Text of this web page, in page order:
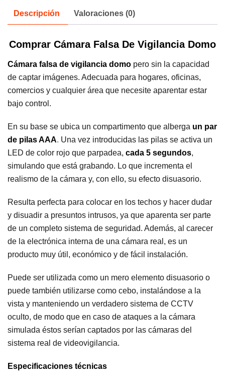
Descripción Valoraciones (0)
Comprar Cámara Falsa De Vigilancia Domo
Cámara falsa de vigilancia domo pero sin la capacidad
de captar imágenes. Adecuada para hogares, oficinas,
comercios y cualquier área que necesite aparentar estar
bajo control.
En su base se ubica un compartimento que alberga un par
de pilas AAA. Una vez introducidas las pilas se activa un
LED de color rojo que parpadea, cada 5 segundos,
simulando que está grabando. Lo que incrementa el
realismo de la cámara y, con ello, su efecto disuasorio.
Resulta perfecta para colocar en los techos y hacer dudar
y disuadir a presuntos intrusos, ya que aparenta ser parte
de un completo sistema de seguridad. Además, al carecer
de la electrónica interna de una cámara real, es un
producto muy útil, económico y de fácil instalación.
Puede ser utilizada como un mero elemento disuasorio o
puede también utilizarse como cebo, instalándose a la
vista y manteniendo un verdadero sistema de CCTV
oculto, de modo que en caso de ataques a la cámara
simulada éstos serían captados por las cámaras del
sistema real de videovigilancia.
Especificaciones técnicas